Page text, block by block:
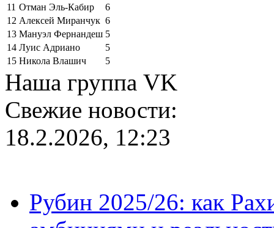
11 Отман Эль-Кабир
6
12 Алексей Миранчук 6
13 Мануэл Фернандеш 5
14 Луис Адриано
5
15 Никола Влашич 5
Наша группа VK
Свежие новости:
18.2.2026, 12:23
Рубин 2025/26: как